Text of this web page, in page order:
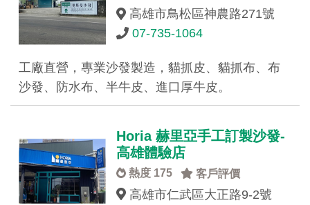
高雄市鳥松區神農路271號
07-735-1064
工廠直營，專業沙發製造，貓抓皮、貓抓布、布
沙發、防水布、半牛皮、進口厚牛皮。
Horia 赫里亞手工訂製沙發-
高雄體驗店
熱度 175 客戶評價
高雄市仁武區大正路9-2號